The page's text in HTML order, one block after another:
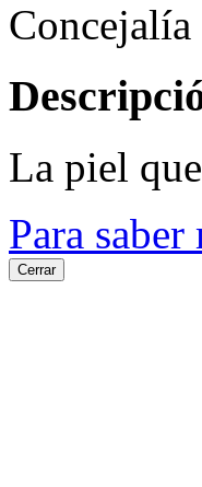
La piel
Para saber
Cerrar